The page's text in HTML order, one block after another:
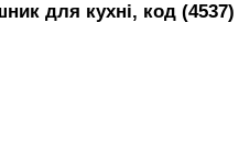
для кухні, код (4537)